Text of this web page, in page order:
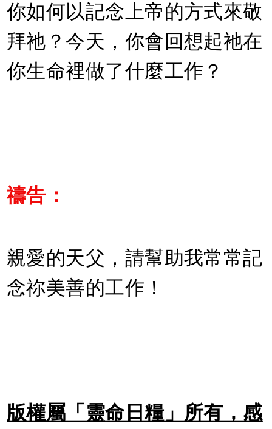
你如何以記念上帝的方式來敬
拜祂？今天，你會回想起祂在
你生命裡做了什麼工作？
禱告：
親愛的天父，請幫助我常常記
念祢美善的工作！
版權屬「靈命日糧」所有，感